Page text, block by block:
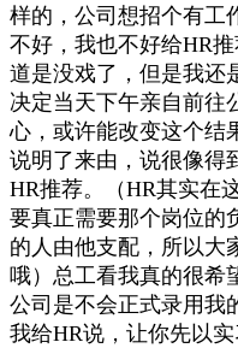
样的，公司想招个有工
不好，我也不好给HR
道是没戏了，但是我还
决定当天下午亲自前往
心，或许能改变这个结
说明了来由，说很像得
HR推荐。（HR其实在
要真正需要那个岗位的
的人由他支配，所以大
哦）总工看我真的很希
公司是不会正式录用我
我给HR说，让你先以